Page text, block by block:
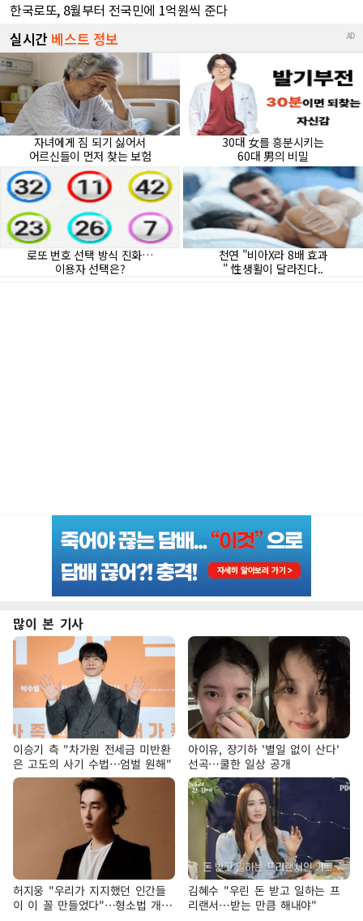
많이 본 기사
이승기 측 "차가원 전세금 미반환
은 고도의 사기 수법…엄벌 원해"
아이유, 장기하 '별일 없이 산다'
선곡…쿨한 일상 공개
허지웅 "우리가 지지했던 인간들
이 이 꼴 만들었다"…형소법 개정
김혜수 "우린 돈 받고 일하는 프
리랜서…받는 만큼 해내야"